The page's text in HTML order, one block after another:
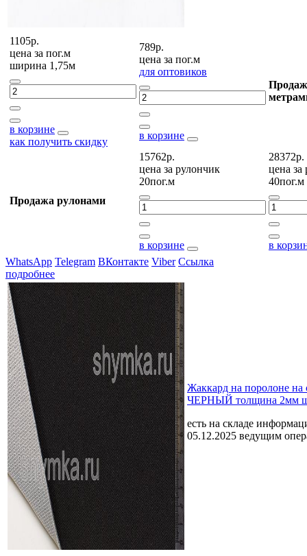
1105р.
цена за пог.м
ширина 1,75м
в корзине
как получить скидку
789р.
цена за пог.м
для оптовиков
в корзине
Продажа рулонами
15762р.
цена за рулончик
20пог.м
в корзине
28372р.
цена за
40пог.м
в
WhatsApp Telegram ВКонтакте Viber Ссылка
подробнее
Жаккард на поролоне на
ЧЕРНЫЙ толщина 2мм
есть на складе
05.12.2025 ведущим